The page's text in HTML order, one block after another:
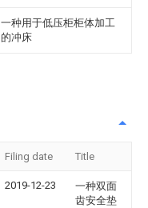
一种用于低压柜柜体加工
的冲床
Filing date Title
2019-12-23
一种双面
齿安全垫